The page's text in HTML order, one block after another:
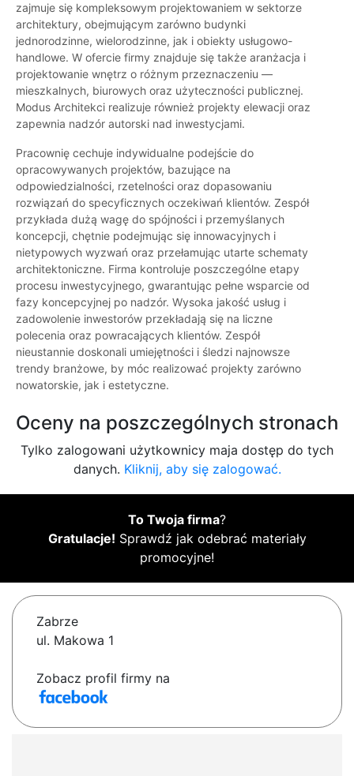
zajmuje się kompleksowym projektowaniem w sektorze
architektury, obejmującym zarówno budynki
jednorodzinne, wielorodzinne, jak i obiekty usługowo-
handlowe. W ofercie firmy znajduje się także aranżacja i
projektowanie wnętrz o różnym przeznaczeniu —
mieszkalnych, biurowych oraz użyteczności publicznej.
Modus Architekci realizuje również projekty elewacji oraz
zapewnia nadzór autorski nad inwestycjami.
Pracownię cechuje indywidualne podejście do
opracowywanych projektów, bazujące na
odpowiedzialności, rzetelności oraz dopasowaniu
rozwiązań do specyficznych oczekiwań klientów. Zespół
przykłada dużą wagę do spójności i przemyślanych
koncepcji, chętnie podejmując się innowacyjnych i
nietypowych wyzwań oraz przełamując utarte schematy
architektoniczne. Firma kontroluje poszczególne etapy
procesu inwestycyjnego, gwarantując pełne wsparcie od
fazy koncepcyjnej po nadzór. Wysoka jakość usług i
zadowolenie inwestorów przekładają się na liczne
polecenia oraz powracających klientów. Zespół
nieustannie doskonali umiejętności i śledzi najnowsze
trendy branżowe, by móc realizować projekty zarówno
nowatorskie, jak i estetyczne.
Oceny na poszczególnych stronach
Tylko zalogowani użytkownicy maja dostęp do tych
danych. Kliknij, aby się zalogować.
To Twoja firma?
Gratulacje! Sprawdź jak odebrać materiały
promocyjne!
Zabrze
ul. Makowa 1
Zobacz profil firmy na